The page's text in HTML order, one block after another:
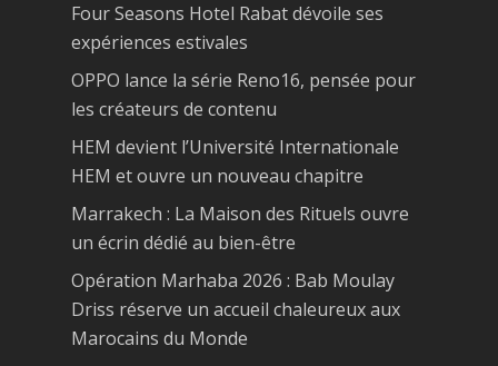
Four Seasons Hotel Rabat dévoile ses
expériences estivales
OPPO lance la série Reno16, pensée pour
les créateurs de contenu
HEM devient l’Université Internationale
HEM et ouvre un nouveau chapitre
Marrakech : La Maison des Rituels ouvre
un écrin dédié au bien-être
Opération Marhaba 2026 : Bab Moulay
Driss réserve un accueil chaleureux aux
Marocains du Monde